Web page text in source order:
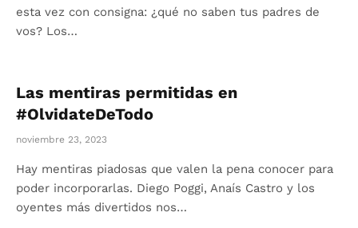
esta vez con consigna: ¿qué no saben tus padres de
vos? Los…
Las mentiras permitidas en
#OlvidateDeTodo
noviembre 23, 2023
Hay mentiras piadosas que valen la pena conocer para
poder incorporarlas. Diego Poggi, Anaís Castro y los
oyentes más divertidos nos…